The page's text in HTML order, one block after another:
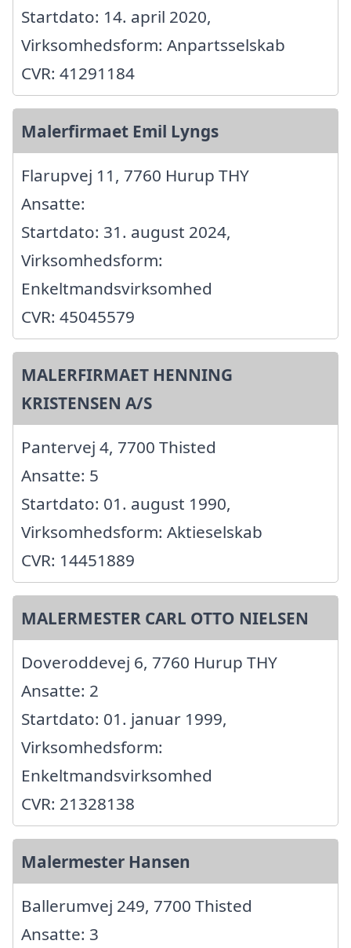
Startdato: 14. april 2020,
Virksomhedsform: Anpartsselskab
CVR: 41291184
Malerfirmaet Emil Lyngs
Flarupvej 11, 7760 Hurup THY
Ansatte:
Startdato: 31. august 2024,
Virksomhedsform:
Enkeltmandsvirksomhed
CVR: 45045579
MALERFIRMAET HENNING
KRISTENSEN A/S
Pantervej 4, 7700 Thisted
Ansatte: 5
Startdato: 01. august 1990,
Virksomhedsform: Aktieselskab
CVR: 14451889
MALERMESTER CARL OTTO NIELSEN
Doveroddevej 6, 7760 Hurup THY
Ansatte: 2
Startdato: 01. januar 1999,
Virksomhedsform:
Enkeltmandsvirksomhed
CVR: 21328138
Malermester Hansen
Ballerumvej 249, 7700 Thisted
Ansatte: 3